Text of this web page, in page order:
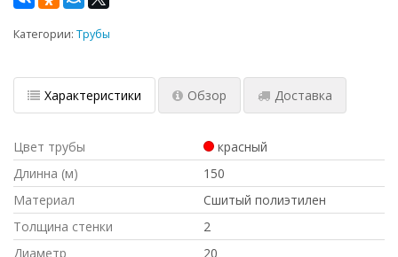
Категории: Трубы
Характеристики Обзор Доставка
Цвет трубы
красный
Длинна (м)
150
Материал
Сшитый полиэтилен
Толщина стенки
2
Диаметр
20